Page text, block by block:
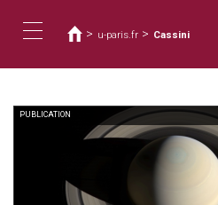
容
navigation
在
這
裡
> u-paris.fr > Cassini
PUBLICATION